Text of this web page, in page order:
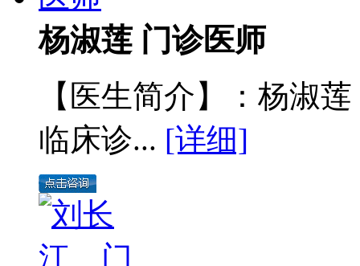
杨淑莲 门诊医师
【医生简介】：杨淑
临床诊... [详细]